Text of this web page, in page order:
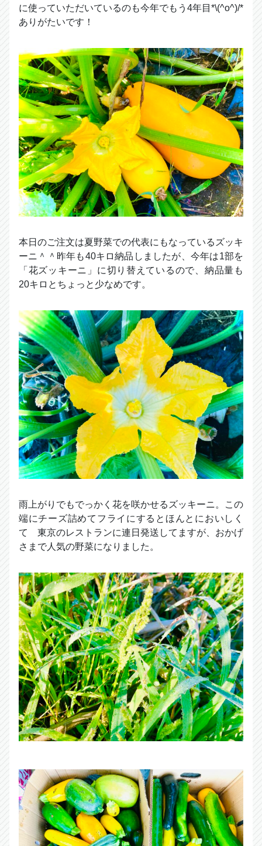
に使っていただいているのも今年でもう4年目*\(^o^)/*
ありがたいです！
本日のご注文は夏野菜での代表にもなっているズッキ
ーニ＾＾昨年も40キロ納品しましたが、今年は1部を
「花ズッキーニ」に切り替えているので、納品量も
20キロとちょっと少なめです。
雨上がりでもでっかく花を咲かせるズッキーニ。この
端にチーズ詰めてフライにするとほんとにおいしく
て 東京のレストランに連日発送してますが、おかげ
さまで人気の野菜になりました。